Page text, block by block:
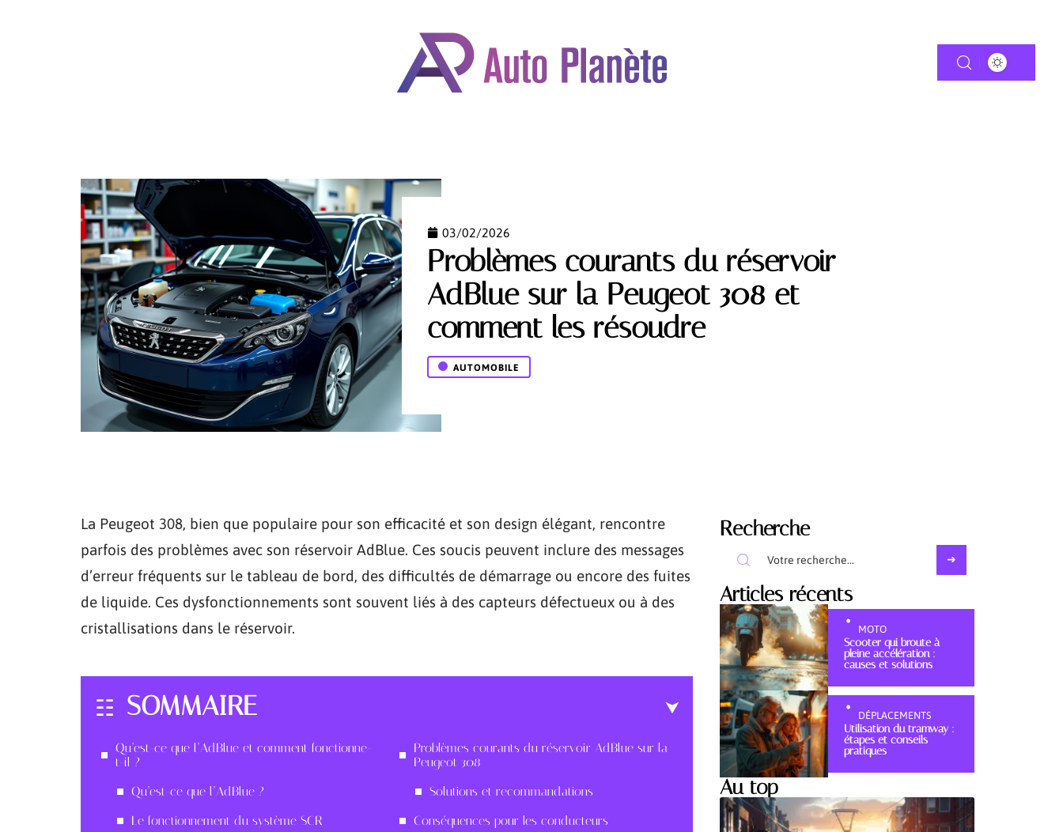
03/02/2026
Problèmes courants du réservoir
AdBlue sur la Peugeot 308 et
comment les résoudre
AUTOMOBILE
La Peugeot 308, bien que populaire pour son efficacité et son design élégant, rencontre
parfois des problèmes avec son réservoir AdBlue. Ces soucis peuvent inclure des messages
d’erreur fréquents sur le tableau de bord, des difficultés de démarrage ou encore des fuites
de liquide. Ces dysfonctionnements sont souvent liés à des capteurs défectueux ou à des
cristallisations dans le réservoir.
SOMMAIRE
Qu’est-ce que l’AdBlue et comment fonctionne-
t-il ?
Qu’est-ce que l’AdBlue ?
Le fonctionnement du système SCR
Problèmes courants du réservoir AdBlue sur la
Peugeot 308
Solutions et recommandations
Conséquences pour les conducteurs
Recherche
Articles récents
MOTO
Scooter qui broute à
pleine accélération :
causes et solutions
DÉPLACEMENTS
Utilisation du tramway :
étapes et conseils
pratiques
Au top